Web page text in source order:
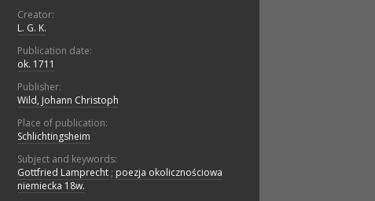
Creator:
L. G. K.
Publication date:
ok. 1711
Publisher:
Wild, Johann Christoph
Place of publication:
Schlichtingsheim
Subject and keywords:
Gottfried Lamprecht ; poezja okolicznościowa
niemiecka 18w.